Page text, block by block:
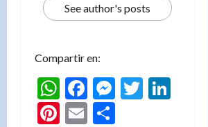
See author's posts
Compartir en:
WhatsApp
Facebook
Messenger
Twitter
Pinterest
Email